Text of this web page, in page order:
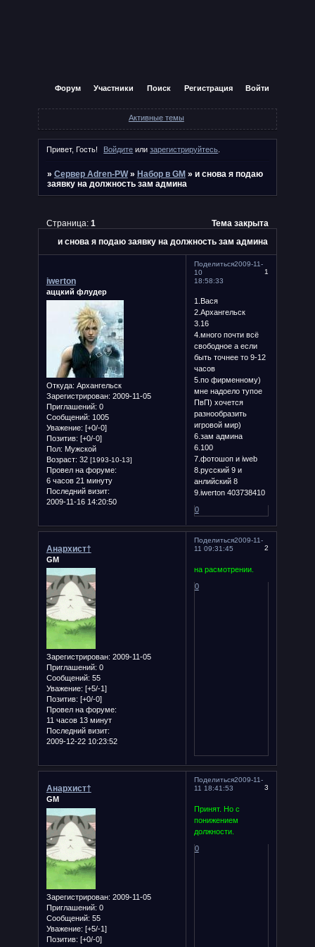
Форум Участники Поиск Регистрация Войти
Активные темы
Привет, Гость! Войдите илизарегистрируйтесь.
» Сервер Adren-PW » Набор в GM » и снова я подаю
заявку на должность зам админа
и снова я подаю заявку на должность зам админа
Страница: 1 Тема закрыта
Поделиться
1
2009-11-
10
18:58:33
iwerton
аццкий флудер
Откуда: Архангельск
Зарегистрирован: 2009-11-05
Приглашений: 0
Сообщений: 1005
Уважение: [+0/-0]
Позитив: [+0/-0]
Пол: Мужской
Возраст: 32 [1993-10-13]
Провел на форуме:
6 часов 21 минуту
Последний визит:
2009-11-16 14:20:50
1.Вася
2.Архангельск
3.16
4.много почти всё
свободное а если
быть точнее то 9-12
часов
5.по фирменному)
мне надоело тупое
ПвП) хочется
разнообразить
игровой мир)
6.зам админа
6.100
7.фотошоп и iweb
8.русский 9 и
анлийский 8
9.iwerton 403738410
0
Поделиться
2
2009-11-
11 09:31:45
Анархист†
GM
Зарегистрирован: 2009-11-05
Приглашений: 0
Сообщений: 55
Уважение: [+5/-1]
Позитив: [+0/-0]
Провел на форуме:
11 часов 13 минут
Последний визит:
2009-12-22 10:23:52
на расмотрении.
0
Поделиться
3
2009-11-
11 18:41:53
Анархист†
GM
Зарегистрирован: 2009-11-05
Приглашений: 0
Сообщений: 55
Уважение: [+5/-1]
Позитив: [+0/-0]
Принят. Но с
понижением
должности.
0